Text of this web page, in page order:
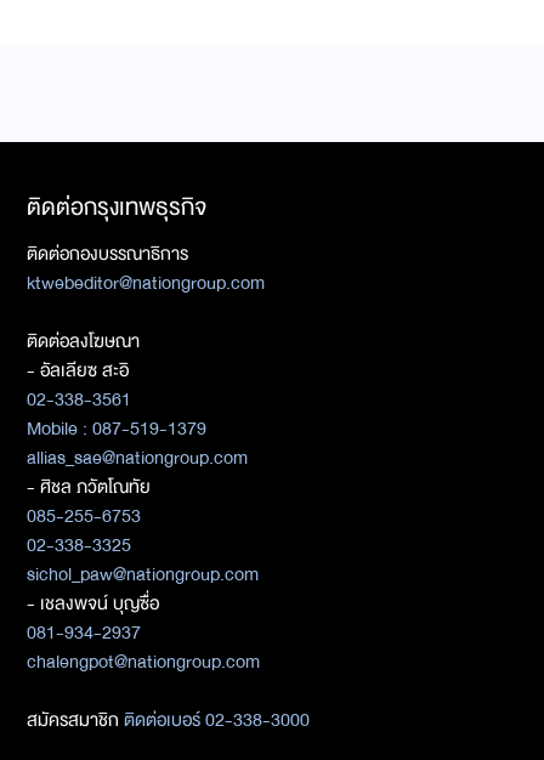
ติดต่อกรุงเทพธุรกิจ
ติดต่อกองบรรณาธิการ
ktwebeditor@nationgroup.com
ติดต่อลงโฆษณา
- อัลเลียซ สะอิ
02-338-3561
Mobile : 087-519-1379
allias_sae@nationgroup.com
- ศิชล ภวัตโณทัย
085-255-6753
02-338-3325
sichol_paw@nationgroup.com
- เชลงพจน์ บุญซื่อ
081-934-2937
chalengpot@nationgroup.com
สมัครสมาชิกติดต่อเบอร์ 02-338-3000